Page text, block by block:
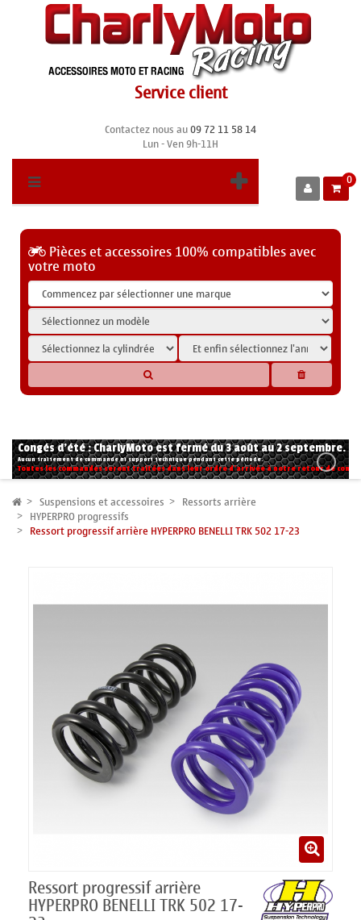
Service client
Contactez nous au09 72 11 58 14
Lun - Ven 9h-11H
0
Pièces et accessoires 100% compatibles avec
votre moto
Congés d'été : CharlyMoto est fermé du 3 août au 2 septembre.
Aucun traitement de commande ni support technique pendant cette période.
Toutes les commandes seront traitées dans leur ordre d'arrivée à notre retour de
Suspensions et accessoires Ressorts arrière
HYPERPRO progressifs
Ressort progressif arrière HYPERPRO BENELLI TRK 502 17-23
Ressort progressif arrière
HYPERPRO BENELLI TRK 502 17-